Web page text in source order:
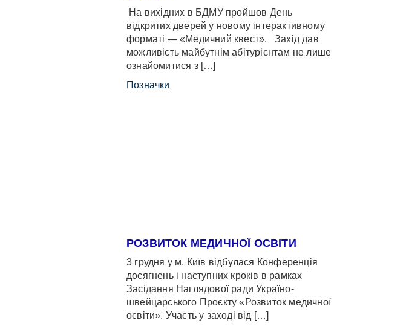
На вихідних в БДМУ пройшов День
відкритих дверей у новому інтерактивному
форматі — «Медичний квест». Захід дав
можливість майбутнім абітурієнтам не лише
ознайомитися з […]
Позначки
РОЗВИТОК МЕДИЧНОЇ ОСВІТИ
3 грудня у м. Київ відбулася Конференція
досягнень і наступних кроків в рамках
Засідання Наглядової ради Україно-
швейцарського Проєкту «Розвиток медичної
освіти». Участь у заході від […]